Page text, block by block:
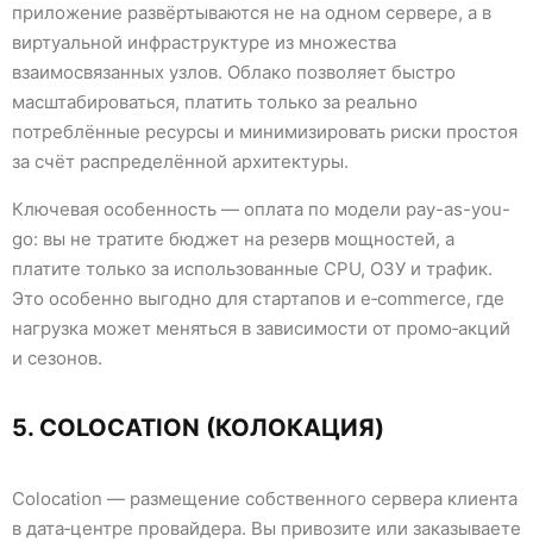
приложение развёртываются не на одном сервере, а в
виртуальной инфраструктуре из множества
взаимосвязанных узлов. Облако позволяет быстро
масштабироваться, платить только за реально
потреблённые ресурсы и минимизировать риски простоя
за счёт распределённой архитектуры.
Ключевая особенность — оплата по модели pay-as-you-
go: вы не тратите бюджет на резерв мощностей, а
платите только за использованные CPU, ОЗУ и трафик.
Это особенно выгодно для стартапов и e‑commerce, где
нагрузка может меняться в зависимости от промо‑акций
и сезонов.
5. COLOCATION (КОЛОКАЦИЯ)
Colocation — размещение собственного сервера клиента
в дата‑центре провайдера. Вы привозите или заказываете